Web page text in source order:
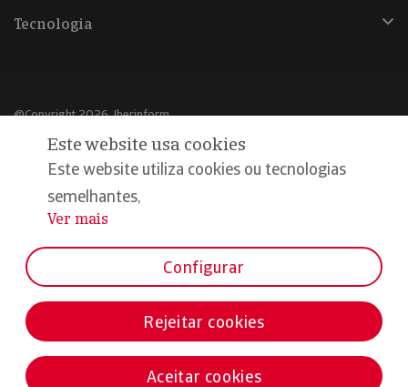
Tecnologia
@Copyright 2026, Iberinform
Política de cookies
Declaração de privacidade
Compromisso qualidade e segurança
Este website usa cookies
Este website utiliza cookies ou tecnologias
semelhantes,
...
Ver mais
Configurar
Rejeitar cookies
Aceitar cookies